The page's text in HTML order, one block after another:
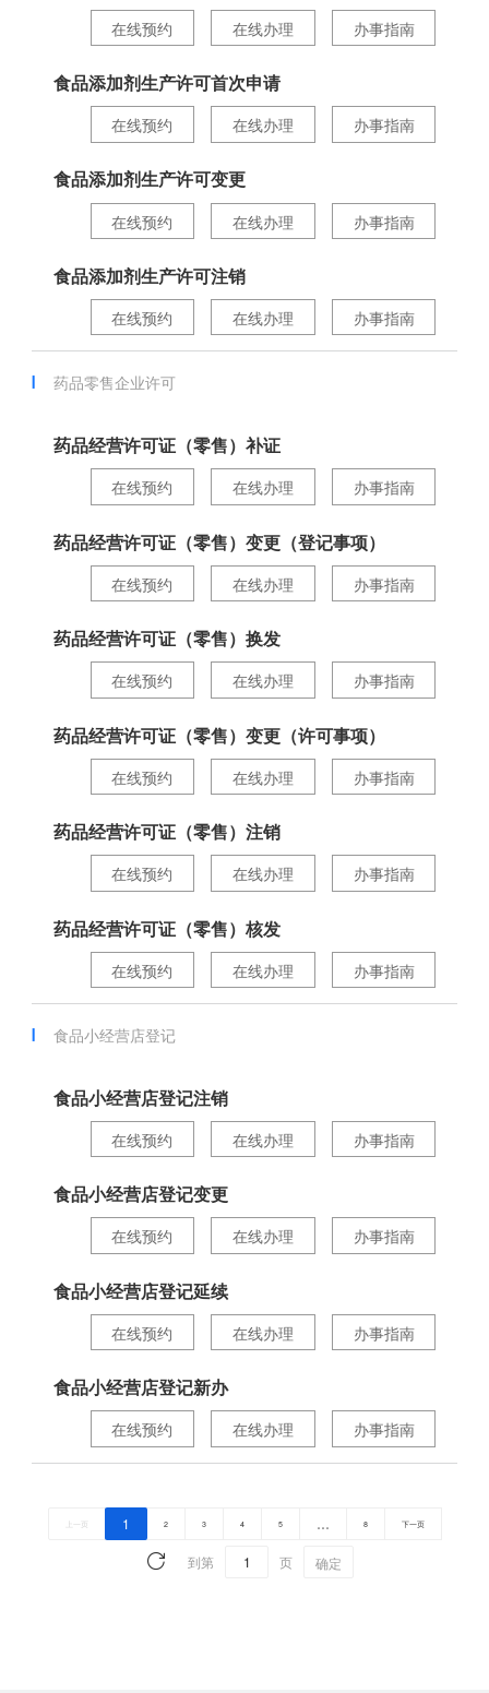
办事指南
在线办理
在线预约
食品添加剂生产许可首次申请
办事指南
在线办理
在线预约
食品添加剂生产许可变更
办事指南
在线办理
在线预约
食品添加剂生产许可注销
办事指南
在线办理
在线预约
药品零售企业许可
药品经营许可证（零售）补证
办事指南
在线办理
在线预约
药品经营许可证（零售）变更（登记事项）
办事指南
在线办理
在线预约
药品经营许可证（零售）换发
办事指南
在线办理
在线预约
药品经营许可证（零售）变更（许可事项）
办事指南
在线办理
在线预约
药品经营许可证（零售）注销
办事指南
在线办理
在线预约
药品经营许可证（零售）核发
办事指南
在线办理
在线预约
食品小经营店登记
食品小经营店登记注销
办事指南
在线办理
在线预约
食品小经营店登记变更
办事指南
在线办理
在线预约
食品小经营店登记延续
办事指南
在线办理
在线预约
食品小经营店登记新办
办事指南
在线办理
在线预约
上一页 1 2 3 4 5 … 8 下一页
到第 页 确定